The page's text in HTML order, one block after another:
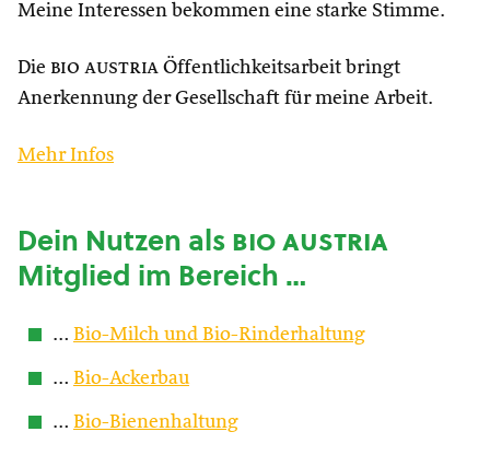
Meine Interessen bekommen eine starke Stimme.
Die bio austria Öffentlichkeitsarbeit bringt
Anerkennung der Gesellschaft für meine Arbeit.
Mehr Infos
Dein Nutzen alsbio austria
Mitglied im Bereich …
… Bio-Milch und Bio-Rinderhaltung
… Bio-Ackerbau
… Bio-Bienenhaltung